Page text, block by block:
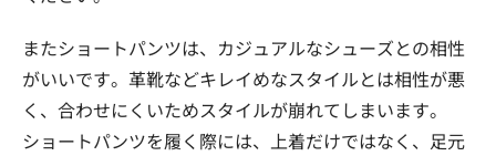
またショートパンツは、カジュアルなシューズとの相性
がいいです。革靴などキレイめなスタイルとは相性が悪
く、合わせにくいためスタイルが崩れてしまいます。
ショートパンツを履く際には、上着だけではなく、足元